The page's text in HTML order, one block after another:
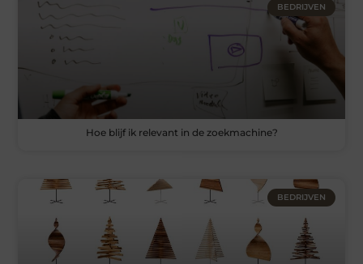
BEDRIJVEN
Hoe blijf ik relevant in de zoekmachine?
BEDRIJVEN